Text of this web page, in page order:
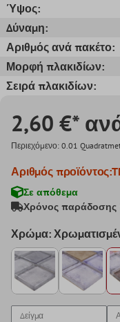
Ύψος:
Δύναμη:
Αριθμός ανά πακέτο:
Μορφή πλακιδίων:
Σειρά πλακιδίων:
2,60 €*
Περιεχόμενο: 0.01
Αριθμός προϊόντος:
Σε απόθεμα
Χρόνος παράδοσης
Χρώμα:
Δείγμα